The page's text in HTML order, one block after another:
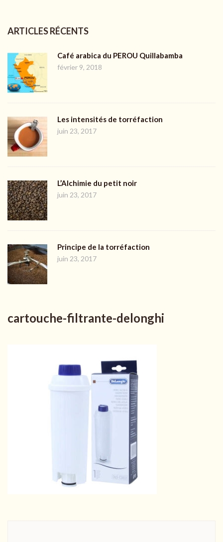
ARTICLES RÉCENTS
Café arabica du PEROU Quillabamba
février 9, 2018
Les intensités de torréfaction
juin 23, 2017
L’Alchimie du petit noir
juin 23, 2017
Principe de la torréfaction
juin 23, 2017
cartouche-filtrante-delonghi